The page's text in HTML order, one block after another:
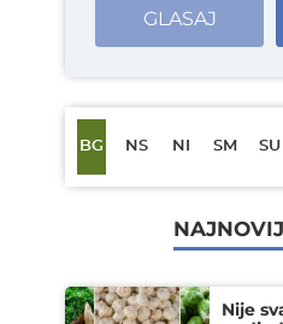
GLASAJ
BG NS NI SM SU
Nije